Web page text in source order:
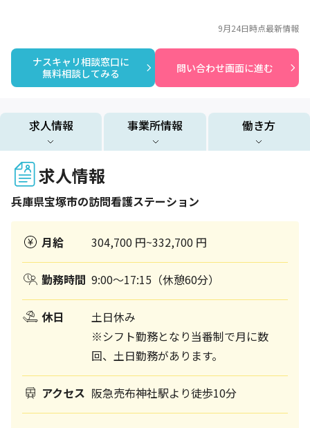
ナスキャリ相談窓口に
無料相談してみる
問い合わせ画面に進む
9月24日時点最新情報
求人情報 事業所情報 働き方
求人情報
兵庫県宝塚市の訪問看護ステーション
月給 304,700 円~332,700 円
勤務時間 9:00～17:15（休憩60分）
休日
土日休み
※シフト勤務となり当番制で月に数
回、土日勤務があります。
アクセス 阪急売布神社駅より徒歩10分